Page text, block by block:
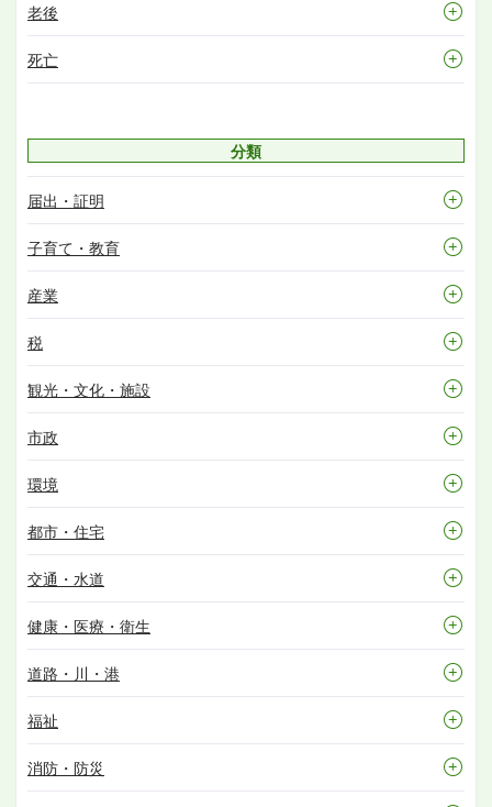
老後
死亡
分類
届出・証明
子育て・教育
産業
税
観光・文化・施設
市政
環境
都市・住宅
交通・水道
健康・医療・衛生
道路・川・港
福祉
消防・防災